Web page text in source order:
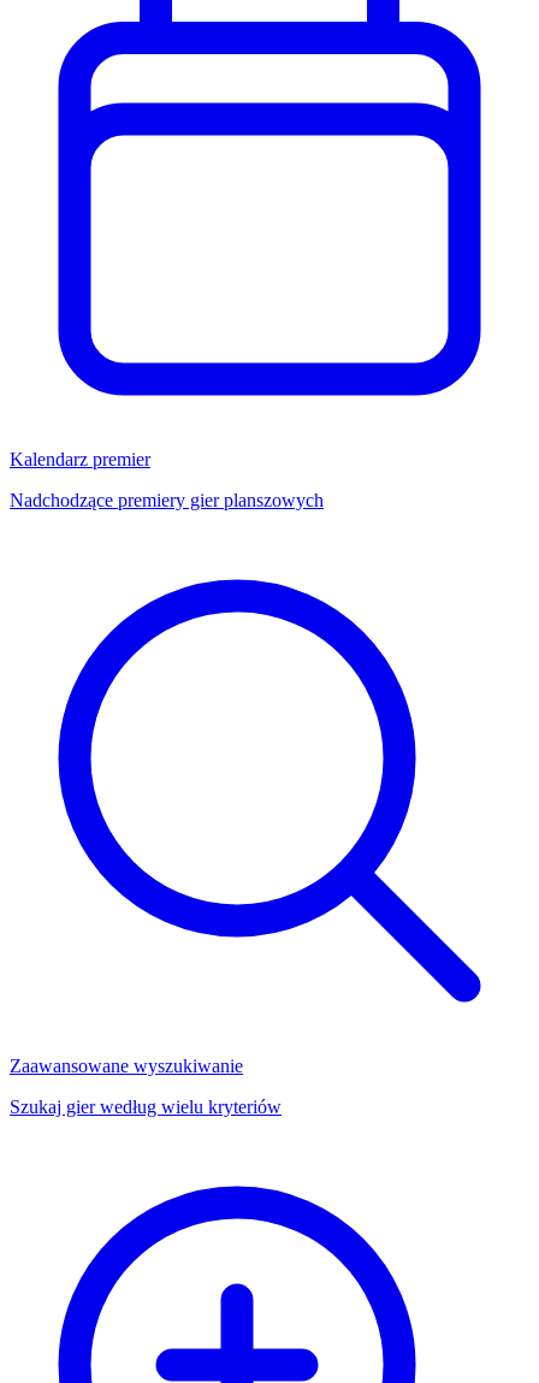
Kalendarz premier
Nadchodzące premiery gier planszowych
Zaawansowane wyszukiwanie
Szukaj gier według wielu kryteriów